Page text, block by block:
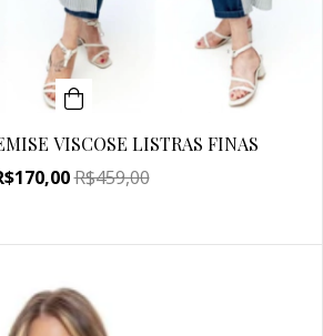
VISCOSE LISTRAS FINAS
R$459,00